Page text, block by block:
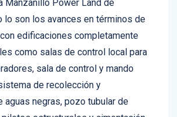
lo son los avances en términos de
edificaciones completamente
como salas de control local para
sala de control y mando
de recolección y
negras, pozo tubular de
estructurales y cimentación